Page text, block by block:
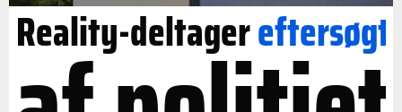
Reality-deltagereftersøgt